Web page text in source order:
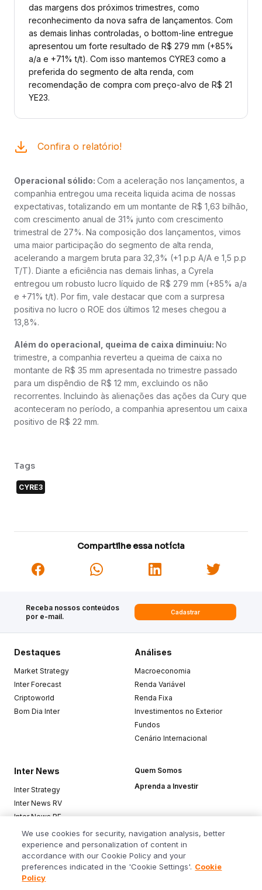
das margens dos próximos trimestres, como
reconhecimento da nova safra de lançamentos. Com
as demais linhas controladas, o bottom-line entregue
apresentou um forte resultado de R$ 279 mm (+85%
a/a e +71% t/t). Com isso mantemos CYRE3 como a
preferida do segmento de alta renda, com
recomendação de compra com preço-alvo de R$ 21
YE23.
Confira o relatório!
Operacional sólido: Com a aceleração nos lançamentos, a
companhia entregou uma receita liquida acima de nossas
expectativas, totalizando em um montante de R$ 1,63 bilhão,
com crescimento anual de 31% junto com crescimento
trimestral de 27%. Na composição dos lançamentos, vimos
uma maior participação do segmento de alta renda,
acelerando a margem bruta para 32,3% (+1 p.p A/A e 1,5 p.p
T/T). Diante a eficiência nas demais linhas, a Cyrela
entregou um robusto lucro líquido de R$ 279 mm (+85% a/a
e +71% t/t). Por fim, vale destacar que com a surpresa
positiva no lucro o ROE dos últimos 12 meses chegou a
13,8%.
Além do operacional, queima de caixa diminuiu: No
trimestre, a companhia reverteu a queima de caixa no
montante de R$ 35 mm apresentada no trimestre passado
para um dispêndio de R$ 12 mm, excluindo os não
recorrentes. Incluindo às alienações das ações da Cury que
aconteceram no período, a companhia apresentou um caixa
positivo de R$ 22 mm.
Tags
CYRE3
Compartilhe essa notícia
Receba nossos conteúdos
por e-mail.
Cadastrar
Destaques
Market Strategy
Inter Forecast
Criptoworld
Bom Dia Inter
Análises
Macroeconomia
Renda Variável
Renda Fixa
Investimentos no Exterior
Fundos
Cenário Internacional
Inter News
Inter Strategy
Inter News RV
Inter News RF
Top Funds
Quem Somos
Aprenda a Investir
Baixe o app
We use cookies for security, navigation analysis, better
experience and personalization of content in
accordance with our Cookie Policy and your
preferences indicated in the 'Cookie Settings'. Cookie
Policy